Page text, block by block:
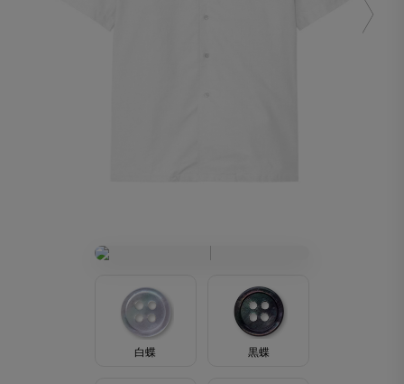
白蝶 黒蝶